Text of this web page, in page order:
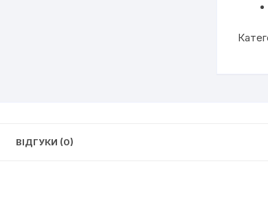
ВІДГУКИ (0)